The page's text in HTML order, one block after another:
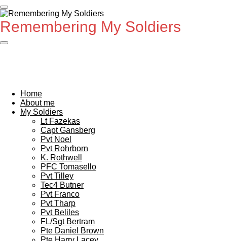
Ga
direct
naar
hoofdinhoud
Remembering My Soldiers
Home
About me
My Soldiers
Lt Fazekas
Capt Gansberg
Pvt Noel
Pvt Rohrborn
K. Rothwell
PFC Tomasello
Pvt Tilley
Tec4 Butner
Pvt Franco
Pvt Tharp
Pvt Beliles
FL/Sgt Bertram
Pte Daniel Brown